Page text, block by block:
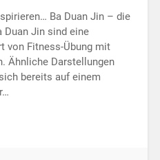
Ba Duan Jin – die
Duan Jin sind eine
von Fitness-Übung mit
Ähnliche Darstellungen
bereits auf einem